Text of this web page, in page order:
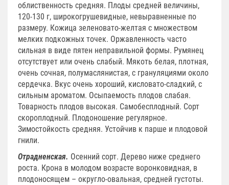
облиственность средняя. Плоды средней величины,
120-130 г, широкогрушевидные, невыравненные по
размеру. Кожица зеленовато-желтая с множеством
мелких подкожных точек. Оржавленность часто
сильная в виде пятен неправильной формы. Румянец
отсутствует или очень слабый. Мякоть белая, плотная,
очень сочная, полумаслянистая, с грануляциями около
сердечка. Вкус очень хороший, кисловато-сладкий, с
сильным ароматом. Осыпаемость плодов слабая.
Товарность плодов высокая. Самобесплодный. Сорт
скороплодный. Плодоношение регулярное.
Зимостойкость средняя. Устойчив к парше и плодовой
гнили.
Отрадненская. Осенний сорт. Дерево ниже среднего
роста. Крона в молодом возрасте воронковидная, в
плодоносящем – округло-овальная, средней густоты.